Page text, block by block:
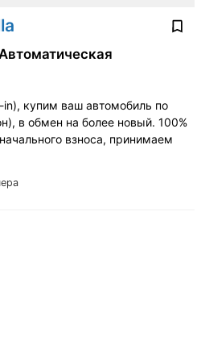
купим ваш автомобиль по
в обмен на более новый. 100%
взноса, принимаем